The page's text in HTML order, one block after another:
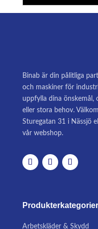
Binab är din pålitliga
och maskiner för
uppfylla dina önskemål,
eller stora behov.
Sturegatan 31 i Nässjö
vår webshop.
Produkterkategorier
Arbetskläder & Skydd